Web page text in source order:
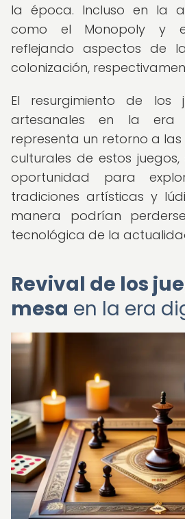
la época. Incluso en la
como el Monopoly y
reflejando aspectos de
colonización,
El resurgimiento de los
artesanales en la
representa un retorno a
culturales de estos
oportunidad para
tradiciones artísticas y
manera podrían
tecnológica de la
Revival de los
mesa en la era